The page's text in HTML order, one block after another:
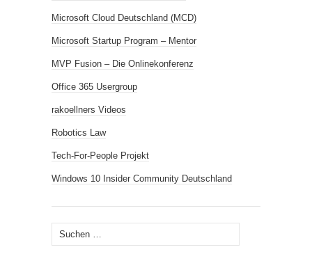
Microsoft Cloud Deutschland (MCD)
Microsoft Startup Program – Mentor
MVP Fusion – Die Onlinekonferenz
Office 365 Usergroup
rakoellners Videos
Robotics Law
Tech-For-People Projekt
Windows 10 Insider Community Deutschland
Suchen
nach: